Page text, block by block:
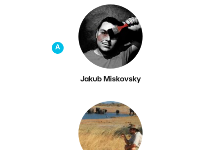
A
Jakub Miskovsky